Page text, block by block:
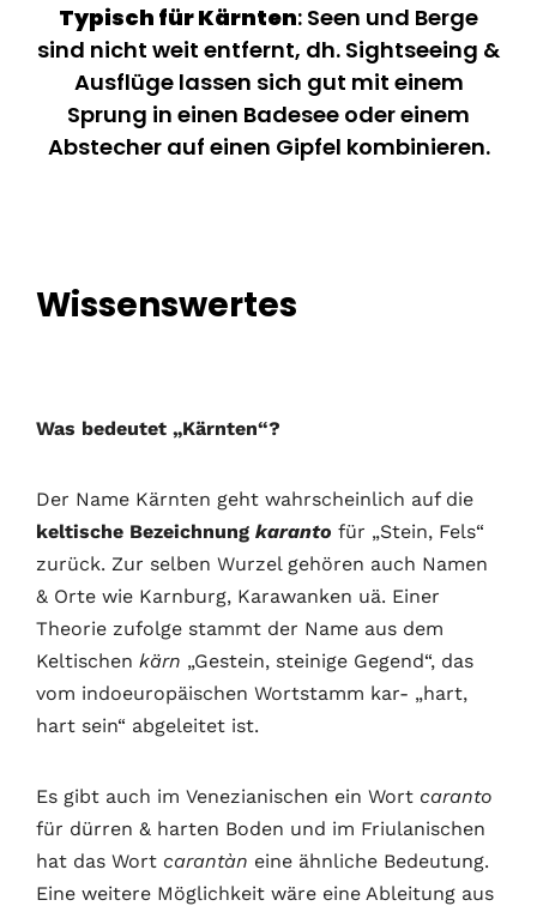
Typisch für Kärnten: Seen und Berge
sind nicht weit entfernt, dh. Sightseeing &
Ausflüge lassen sich gut mit einem
Sprung in einen Badesee oder einem
Abstecher auf einen Gipfel kombinieren.
Wissenswertes
Was bedeutet „Kärnten“?
Der Name Kärnten geht wahrscheinlich auf die
keltische Bezeichnung karanto für „Stein, Fels“
zurück. Zur selben Wurzel gehören auch Namen
& Orte wie Karnburg, Karawanken uä. Einer
Theorie zufolge stammt der Name aus dem
Keltischen kärn „Gestein, steinige Gegend“, das
vom indoeuropäischen Wortstamm kar- „hart,
hart sein“ abgeleitet ist.
Es gibt auch im Venezianischen ein Wort caranto
für dürren & harten Boden und im Friulanischen
hat das Wort carantàn eine ähnliche Bedeutung.
Eine weitere Möglichkeit wäre eine Ableitung aus